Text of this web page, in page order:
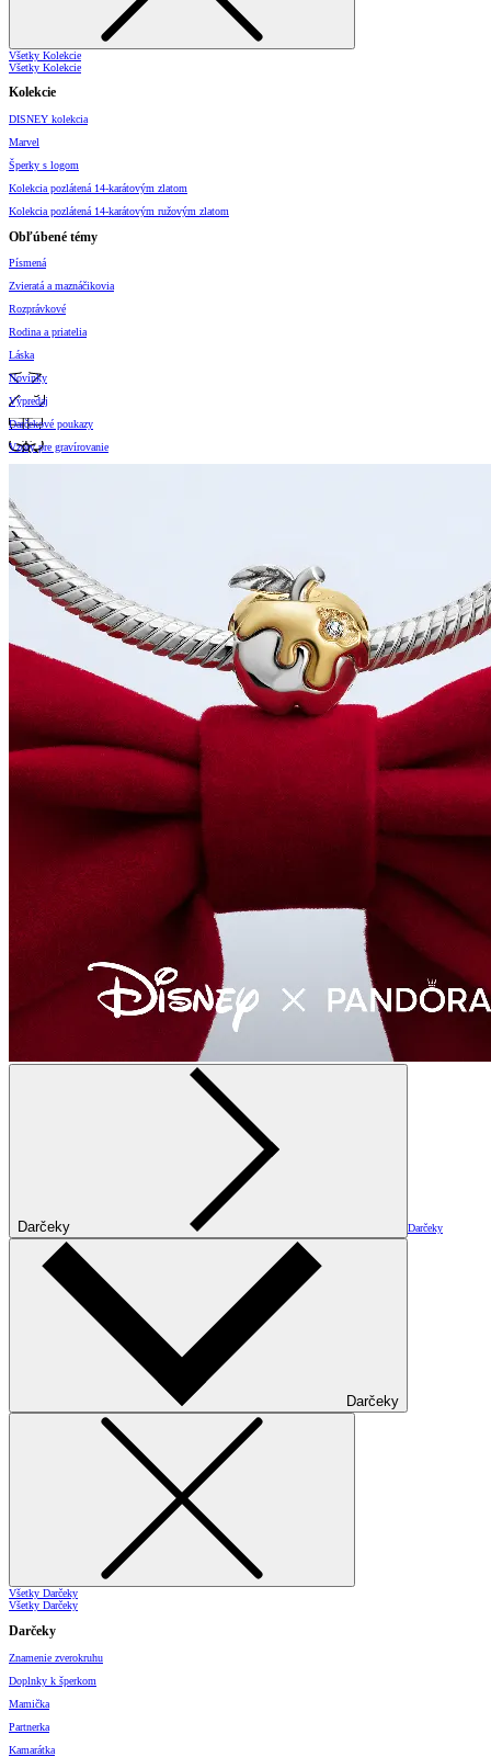
Všetky Kolekcie
Všetky Kolekcie
Kolekcie
DISNEY kolekcia
Marvel
Šperky s logom
Kolekcia pozlátená 14-karátovým zlatom
Kolekcia pozlátená 14-karátovým ružovým zlatom
Obľúbené témy
Písmená
Zvieratá a maznáčikovia
Rozprávkové
Rodina a priatelia
Láska
Novinky
Výpredaj
Darčekové poukazy
Vzory pre gravírovanie
Darčeky Darčeky
Darčeky
Všetky Darčeky
Všetky Darčeky
Darčeky
Znamenie zverokruhu
Doplnky k šperkom
Mamička
Partnerka
Kamarátka